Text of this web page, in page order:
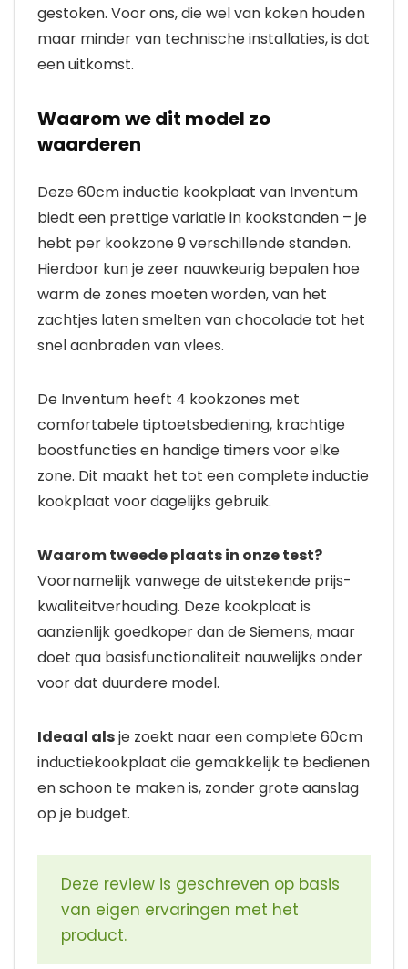
gestoken. Voor ons, die wel van koken houden
maar minder van technische installaties, is dat
een uitkomst.
Waarom we dit model zo
waarderen
Deze 60cm inductie kookplaat van Inventum
biedt een prettige variatie in kookstanden – je
hebt per kookzone 9 verschillende standen.
Hierdoor kun je zeer nauwkeurig bepalen hoe
warm de zones moeten worden, van het
zachtjes laten smelten van chocolade tot het
snel aanbraden van vlees.
De Inventum heeft 4 kookzones met
comfortabele tiptoetsbediening, krachtige
boostfuncties en handige timers voor elke
zone. Dit maakt het tot een complete inductie
kookplaat voor dagelijks gebruik.
Waarom tweede plaats in onze test?
Voornamelijk vanwege de uitstekende prijs-
kwaliteitverhouding. Deze kookplaat is
aanzienlijk goedkoper dan de Siemens, maar
doet qua basisfunctionaliteit nauwelijks onder
voor dat duurdere model.
Ideaal alsje zoekt naar een complete 60cm
inductiekookplaat die gemakkelijk te bedienen
en schoon te maken is, zonder grote aanslag
op je budget.
Deze review is geschreven op basis
van eigen ervaringen met het
product.